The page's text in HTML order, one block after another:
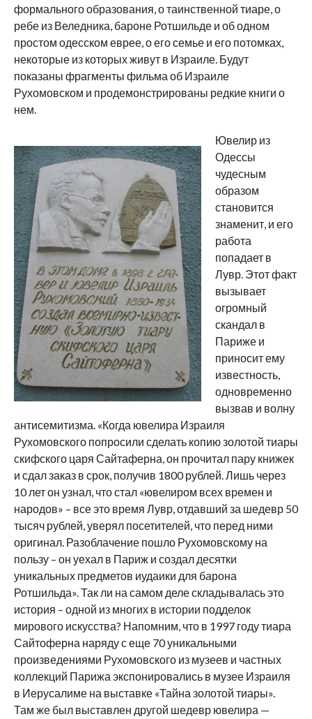
формального образования, о таинственной тиаре, о
ребе из Веледника, бароне Ротшильде и об одном
простом одесском еврее, о его семье и его потомках,
некоторые из которых живут в Израиле. Будут
показаны фрагменты фильма об Израиле
Рухомовском и продемонстрированы редкие книги о
нем.
Ювелир из
Одессы
чудесным
образом
становится
знаменит, и его
работа
попадает в
Лувр. Этот факт
вызывает
огромный
скандал в
Париже и
приносит ему
известность,
одновременно
вызвав и волну
антисемитизма. «Когда ювелира Израиля
Рухомовского попросили сделать копию золотой тиары
скифского царя Сайтаферна, он прочитал пару книжек
и сдал заказ в срок, получив 1800 рублей. Лишь через
10 лет он узнал, что стал «ювелиром всех времен и
народов» – все это время Лувр, отдавший за шедевр 50
тысяч рублей, уверял посетителей, что перед ними
оригинал. Разоблачение пошло Рухомовскому на
пользу – он уехал в Париж и создал десятки
уникальных предметов иудаики для барона
Ротшильда». Так ли на самом деле складывалась это
история – одной из многих в истории подделок
мирового искусства? Напомним, что в 1997 году тиара
Сайтоферна наряду с еще 70 уникальными
произведениями Рухомовского из музеев и частных
коллекций Парижа экспонировались в музее Израиля
в Иерусалиме на выставке «Тайна золотой тиары».
Там же был выставлен другой шедевр ювелира —